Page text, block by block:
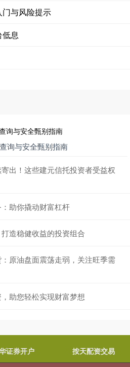
与风险提示
息
询与安全甄别指南
出！这些建元信托投资者受益权
助你撬动财富杠杆
造稳健收益的投资组合
原油盘面震荡走弱，关注旺季需
助您轻松实现财富梦想
证券开户 按天配资交易